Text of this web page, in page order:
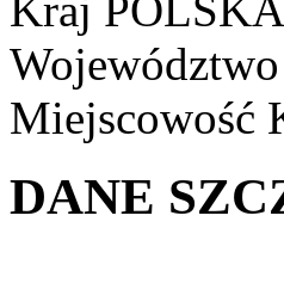
Województwo
Miejscowość
DANE